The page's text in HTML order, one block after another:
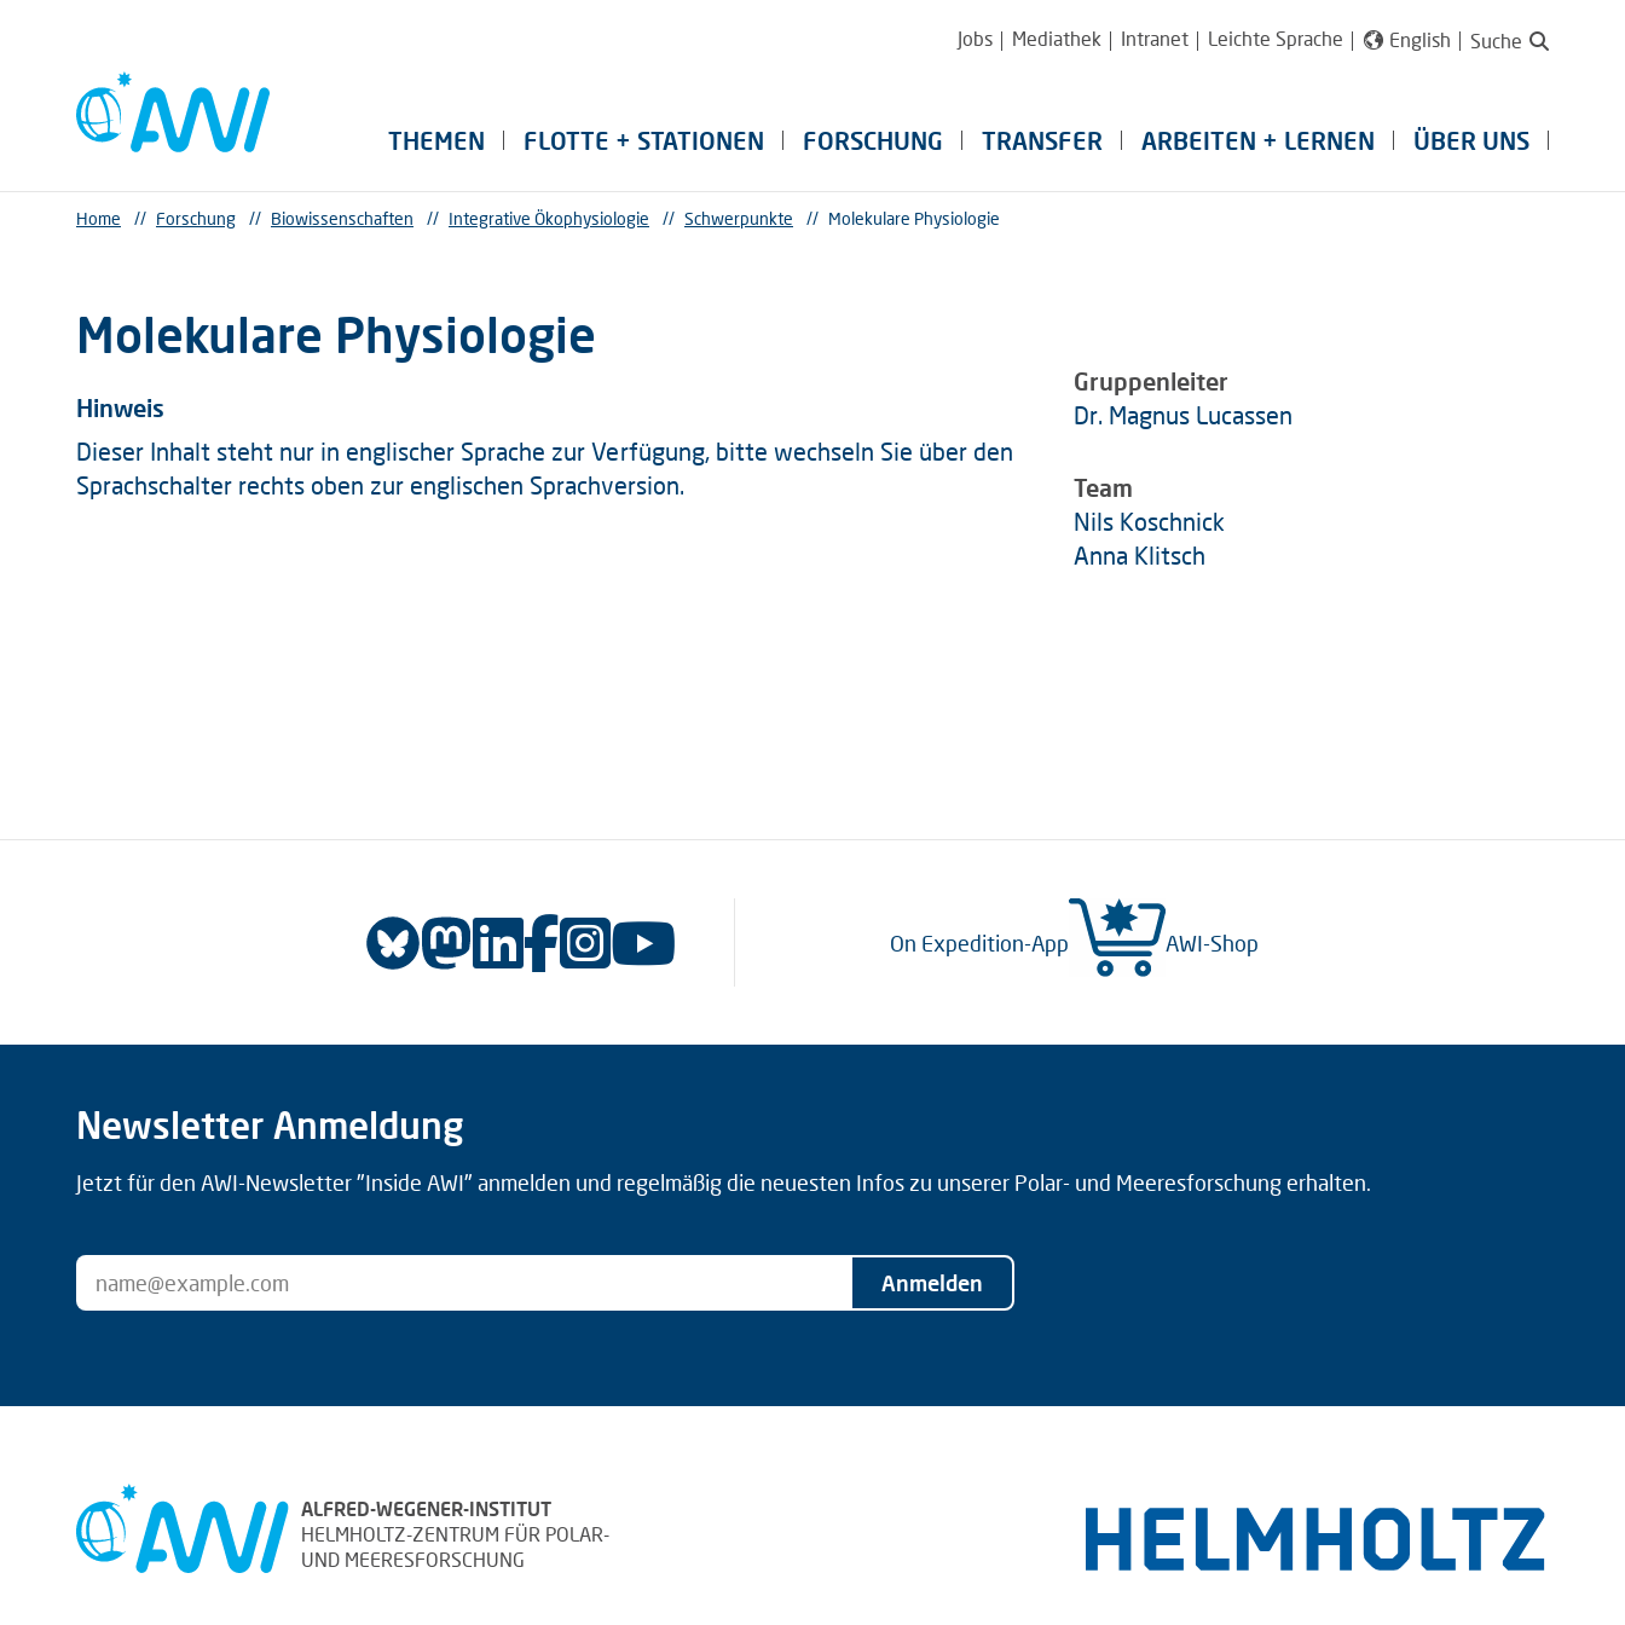
Jobs Mediathek Intranet Leichte Sprache English Suche
THEMEN FLOTTE + STATIONEN FORSCHUNG TRANSFER ARBEITEN + LERNEN ÜBER UNS
Home // Forschung // Biowissenschaften // Integrative Ökophysiologie // Schwerpunkte // Molekulare Physiologie
Molekulare Physiologie
Hinweis
Dieser Inhalt steht nur in englischer Sprache zur Verfügung, bitte wechseln Sie über den
Sprachschalter rechts oben zur englischen Sprachversion.
Gruppenleiter
Dr. Magnus Lucassen
Team
Nils Koschnick
Anna Klitsch
On Expedition-App AWI-Shop
Newsletter Anmeldung
Jetzt für den AWI-Newsletter "Inside AWI" anmelden und regelmäßig die neuesten Infos zu unserer Polar- und Meeresforschung erhalten.
Anmelden
ALFRED-WEGENER-INSTITUT
HELMHOLTZ-ZENTRUM FÜR POLAR-
UND MEERESFORSCHUNG